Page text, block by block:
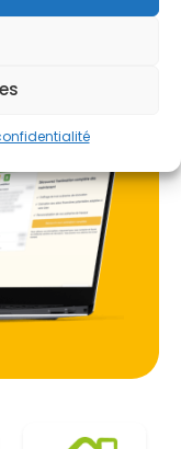
à l'air et à
de la
de
de
ou un
fenêtres
permet de
en
actuelles.
!